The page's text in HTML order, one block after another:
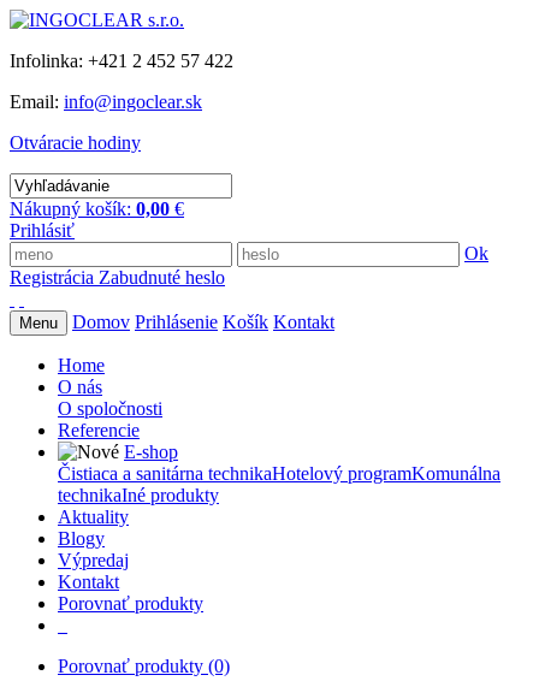
Infolinka: +421 2 452 57 422
Email: info@ingoclear.sk
Otváracie hodiny
Nákupný košík: 0,00 €
Prihlásiť
Ok
Registrácia Zabudnuté heslo
Menu Domov Prihlásenie Košík Kontakt
Home
O nás
O spoločnosti
Referencie
E-shop
Čistiaca a sanitárna technikaHotelový programKomunálna
technikaIné produkty
Aktuality
Blogy
Výpredaj
Kontakt
Porovnať produkty
Porovnať produkty (0)